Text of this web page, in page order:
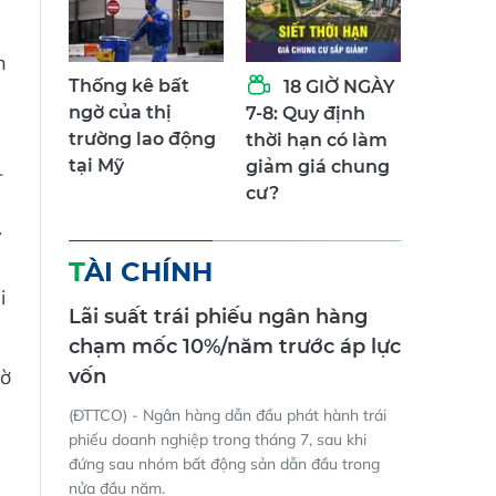
Thống kê bất
ngờ của thị
trường lao động
tại Mỹ
18 GIỜ NGÀY
7-8: Quy định
thời hạn có làm
giảm giá chung
cư?
TÀI CHÍNH
Lãi suất trái phiếu ngân hàng
chạm mốc 10%/năm trước áp lực
vốn
(ĐTTCO) - Ngân hàng dẫn đầu phát hành trái
phiếu doanh nghiệp trong tháng 7, sau khi
đứng sau nhóm bất động sản dẫn đầu trong
nửa đầu năm.